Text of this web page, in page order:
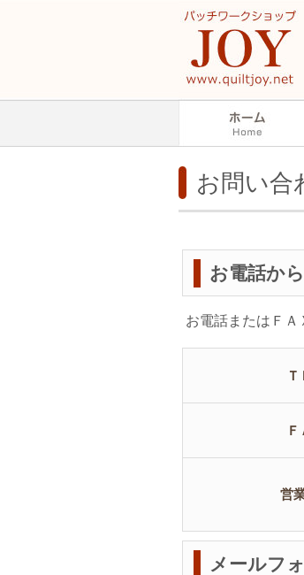
お問い合
お電話か
お電話またはＦＡ
Ｔ
Ｆ
営
メールフ